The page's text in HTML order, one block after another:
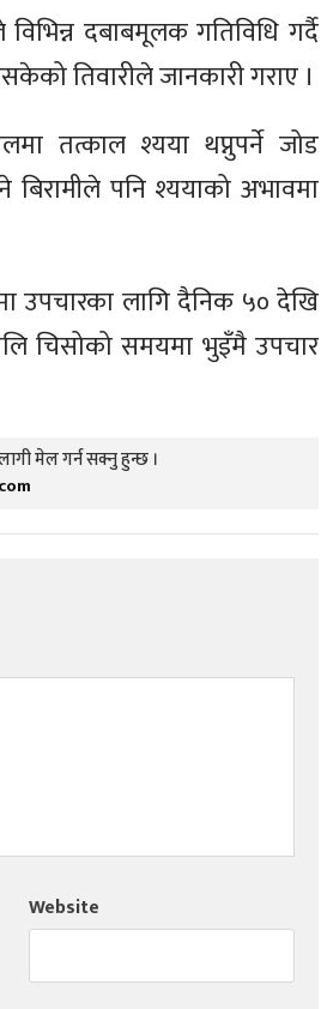
दबाबमूलक गतिविधि गर्दै
तिवारीले जानकारी गराए ।
तत्काल श्यया थप्नुपर्ने जोड
पनि श्ययाको अभावमा
उपचारका लागि दैनिक ५० देखि
चिसोको समयमा भुइँमै उपचार
मेल गर्न सक्नु हुन्छ ।
Website